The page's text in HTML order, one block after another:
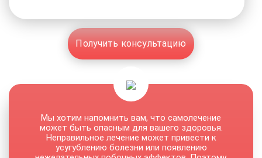
Получить консультацию
Мы хотим напомнить вам, что самолечение
может быть опасным для вашего здоровья.
Неправильное лечение может привести к
усугублению болезни или появлению